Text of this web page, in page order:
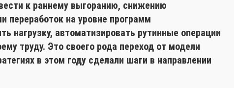
к раннему выгоранию, снижению
переработок на уровне программ
нагрузку, автоматизировать рутинные операции
труду. Это своего рода переход от модели
в этом году сделали шаги в направлении